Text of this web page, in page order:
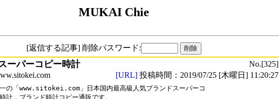
MUKAI Chie
[返信する記事] 削除パスワード:
ーパーコピー時計
No.[325]
[URL] 投稿時間：2019/07/25 [木曜日] 11:20:27
の「www.sitokei.com」日本国内最高級人気ブランドスーパーコ
計，ブランド時計コピー通販です。